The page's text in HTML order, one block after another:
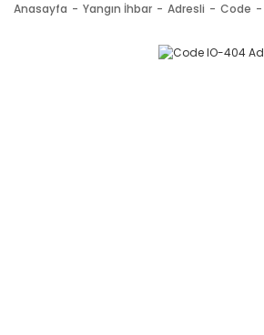
Anasayfa Yangın İhbar Adresli Code